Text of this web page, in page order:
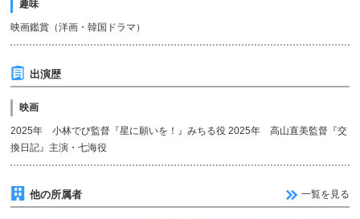
趣味
映画鑑賞（洋画・韓国ドラマ）
出演歴
映画
2025年 小林でび監督『星に願いを！』みちる役 2025年 高山直美監督『交
換日記』主演・七海役
他の所属者 一覧を見る